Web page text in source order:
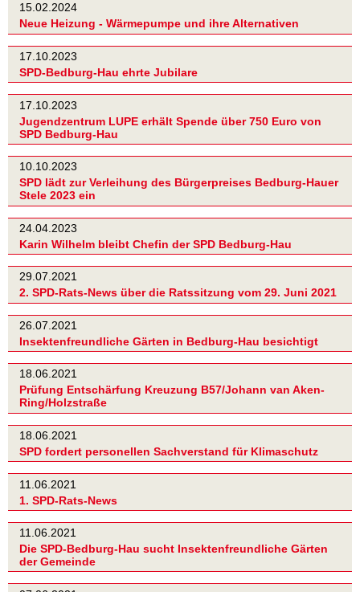
15.02.2024
Neue Heizung - Wärmepumpe und ihre Alternativen
17.10.2023
SPD-Bedburg-Hau ehrte Jubilare
17.10.2023
Jugendzentrum LUPE erhält Spende über 750 Euro von
SPD Bedburg-Hau
10.10.2023
SPD lädt zur Verleihung des Bürgerpreises Bedburg-Hauer
Stele 2023 ein
24.04.2023
Karin Wilhelm bleibt Chefin der SPD Bedburg-Hau
29.07.2021
2. SPD-Rats-News über die Ratssitzung vom 29. Juni 2021
26.07.2021
Insektenfreundliche Gärten in Bedburg-Hau besichtigt
18.06.2021
Prüfung Entschärfung Kreuzung B57/Johann van Aken-
Ring/Holzstraße
18.06.2021
SPD fordert personellen Sachverstand für Klimaschutz
11.06.2021
1. SPD-Rats-News
11.06.2021
Die SPD-Bedburg-Hau sucht Insektenfreundliche Gärten
der Gemeinde